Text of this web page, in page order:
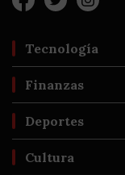
Tecnología
Finanzas
Deportes
Cultura